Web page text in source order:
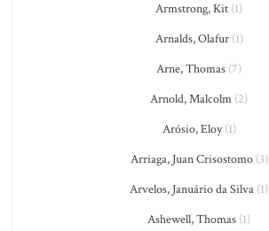
Armstrong, Kit (1)
Arnalds, Olafur(1)
Arne, Thomas (7)
Arnold, Malcolm (2)
Arósio, Eloy(1)
Arriaga, Juan Crisostomo(3)
Arvelos, Januário da Silva (1)
Ashewell, Thomas (1)